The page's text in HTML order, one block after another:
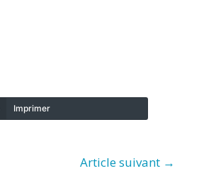
Imprimer
Article suivant →